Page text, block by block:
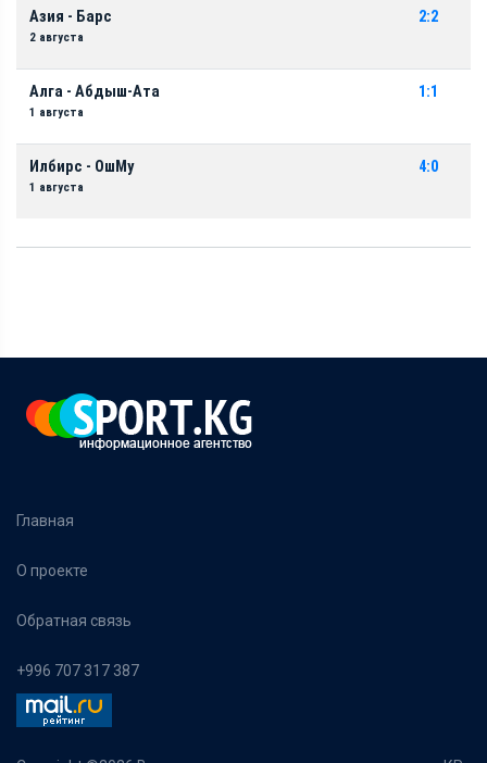
Азия - Барс
2 августа
2:2
Алга - Абдыш-Ата
1 августа
1:1
Илбирс - ОшМу
1 августа
4:0
Главная
О проекте
Обратная связь
+996 707 317 387